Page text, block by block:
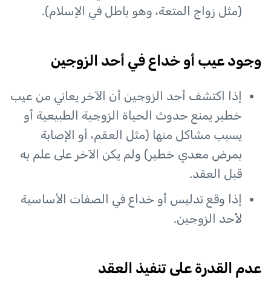
(مثل زواج المتعة، وهو باطل في الإسلام).
وجود عيب أو خداع في أحد الزوجين
إذا اكتشف أحد الزوجين أن الآخر يعاني من عيب
خطير يمنع حدوث الحياة الزوجية الطبيعية أو
يسبب مشاكل منها (مثل العقم، أو الإصابة
بمرض معدي خطير) ولم يكن الآخر على علم به
قبل العقد.
إذا وقع تدليس أو خداع في الصفات الأساسية
لأحد الزوجين.
عدم القدرة على تنفيذ العقد